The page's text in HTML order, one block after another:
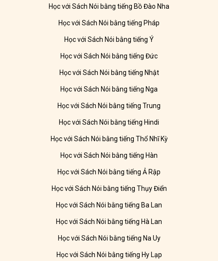
Học với Sách Nói bằng tiếng Bồ Đào Nha
Học với Sách Nói bằng tiếng Pháp
Học với Sách Nói bằng tiếng Ý
Học với Sách Nói bằng tiếng Đức
Học với Sách Nói bằng tiếng Nhật
Học với Sách Nói bằng tiếng Nga
Học với Sách Nói bằng tiếng Trung
Học với Sách Nói bằng tiếng Hindi
Học với Sách Nói bằng tiếng Thổ Nhĩ Kỳ
Học với Sách Nói bằng tiếng Hàn
Học với Sách Nói bằng tiếng Ả Rập
Học với Sách Nói bằng tiếng Thụy Điển
Học với Sách Nói bằng tiếng Ba Lan
Học với Sách Nói bằng tiếng Hà Lan
Học với Sách Nói bằng tiếng Na Uy
Học với Sách Nói bằng tiếng Hy Lạp